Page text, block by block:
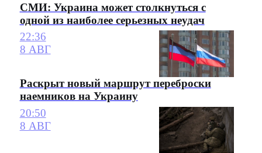
СМИ: Украина может столкнуться с
одной из наиболее серьезных неудач
22:36
8 АВГ
Раскрыт новый маршрут переброски
наемников на Украину
20:50
8 АВГ